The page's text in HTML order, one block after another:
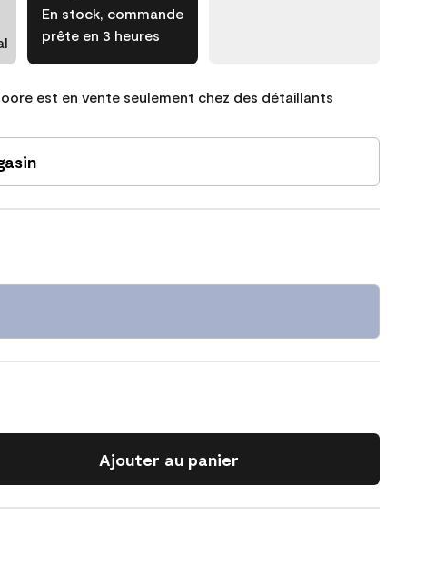
En stock, commande
prête en 3 heures
est en vente seulement chez des détaillants
Ajouter au panier